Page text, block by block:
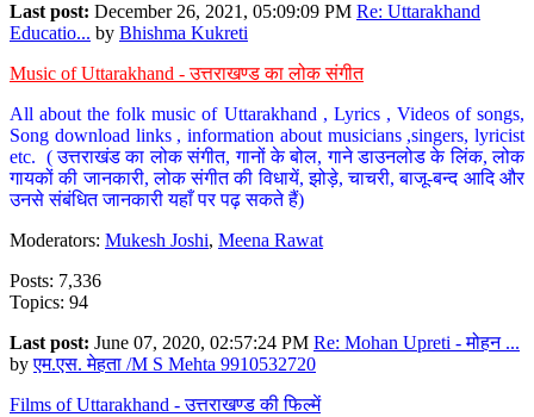
Last post: December 26, 2021, 05:09:09 PM Re: Uttarakhand
Educatio... by Bhishma Kukreti
Music of Uttarakhand - उत्तराखण्ड का लोक संगीत
All about the folk music of Uttarakhand , Lyrics , Videos of songs,
Song download links , information about musicians ,singers, lyricist
etc. ( उत्तराखंड का लोक संगीत, गानों के बोल, गाने डाउनलोड के लिंक, लोक
गायकों की जानकारी, लोक संगीत की विधायें, झोड़े, चाचरी, बाजू-बन्द आदि और
उनसे संबंधित जानकारी यहाँ पर पढ़ सकते हैं)
Moderators: Mukesh Joshi, Meena Rawat
Posts: 7,336
Topics: 94
Last post: June 07, 2020, 02:57:24 PM Re: Mohan Upreti - मोहन ...
byएम.एस. मेहता /M S Mehta 9910532720
Films of Uttarakhand - उत्तराखण्ड की फिल्में